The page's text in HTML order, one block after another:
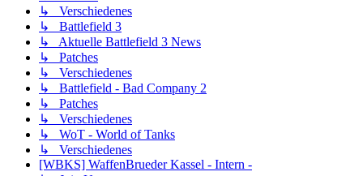
↳ Verschiedenes
↳ Battlefield 3
↳ Aktuelle Battlefield 3 News
↳ Patches
↳ Verschiedenes
↳ Battlefield - Bad Company 2
↳ Patches
↳ Verschiedenes
↳ WoT - World of Tanks
↳ Verschiedenes
[WBKS] WaffenBrueder Kassel - Intern -